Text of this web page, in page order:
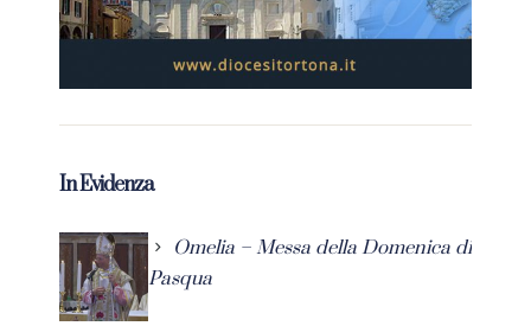
In Evidenza
Omelia – Messa della Domenica di
Pasqua